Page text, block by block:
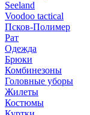
Seeland
Voodoo tactical
Псков-Полимер
Рат
Одежда
Брюки
Комбинезоны
Головные уборы
Жилеты
Костюмы